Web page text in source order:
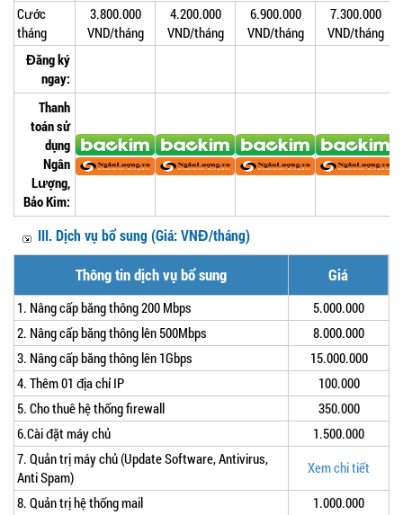
Cước
tháng
3.800.000
VND/tháng
4.200.000
VND/tháng
6.900.000
VND/tháng
7.300.000
VND/tháng
Đăng ký
ngay:
Thanh
toán sử
dụng
Ngân
Lượng,
Bảo Kim:
III. Dịch vụ bổ sung (Giá: VNĐ/tháng)
Thông tin dịch vụ bổ sung Giá
1. Nâng cấp băng thông 200 Mbps
5.000.000
2. Nâng cấp băng thông lên 500Mbps
8.000.000
3. Nâng cấp băng thông lên 1Gbps
15.000.000
4. Thêm 01 địa chỉ IP
100.000
5. Cho thuê hệ thống firewall
350.000
6.Cài đặt máy chủ
1.500.000
7. Quản trị máy chủ (Update Software, Antivirus,
Anti Spam)
Xem chi tiết
8. Quản trị hệ thống mail
1.000.000